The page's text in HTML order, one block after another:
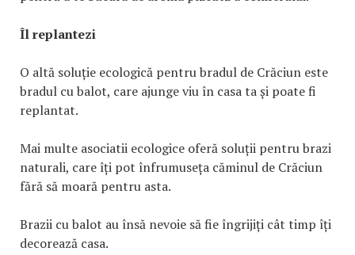
Îl replantezi
O altă soluție ecologică pentru bradul de Crăciun este
bradul cu balot, care ajunge viu în casa ta și poate fi
replantat.
Mai multe asociatii ecologice oferă soluții pentru brazi
naturali, care îți pot înfrumuseța căminul de Crăciun
fără să moară pentru asta.
Brazii cu balot au însă nevoie să fie îngrijiți cât timp îți
decorează casa.